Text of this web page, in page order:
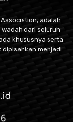
adalah
dari seluruh
khususnya serta
menjadi